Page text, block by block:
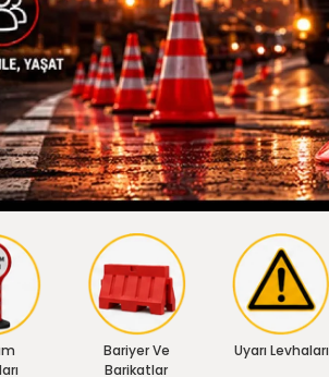
Bariyer Ve
Barikatlar
Uyarı Levhaları